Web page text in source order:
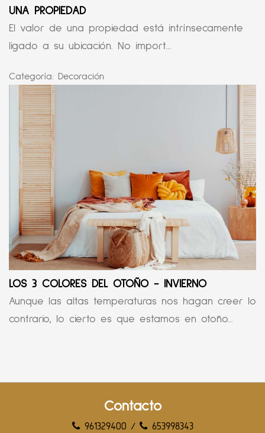
UNA PROPIEDAD
El valor de una propiedad está intrínsecamente
ligado a su ubicación. No import...
Categoría: Decoración
LOS 3 COLORES DEL OTOÑO - INVIERNO
Aunque las altas temperaturas nos hagan creer lo
contrario, lo cierto es que estamos en otoño...
Contacto
961329400 /
653998343